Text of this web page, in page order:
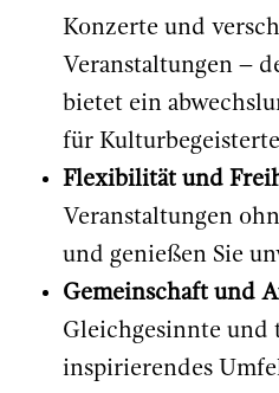
Konzerte und
Veranstaltungen –
bietet ein
für
Flexibilität und
Veranstaltungen
und genießen Sie
Gemeinschaft und
Gleichgesinnte und
inspirierendes